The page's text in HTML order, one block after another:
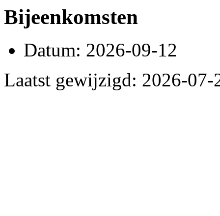
Bijeenkomsten
Datum: 2026-09-12
Laatst gewijzigd: 2026-